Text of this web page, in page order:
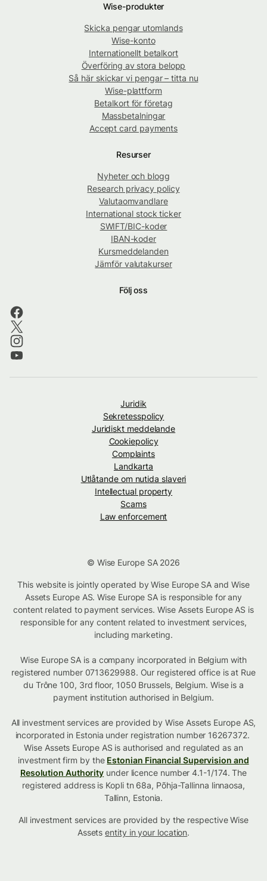
Wise-produkter
Skicka pengar utomlands
Wise-konto
Internationellt betalkort
Överföring av stora belopp
Så här skickar vi pengar – titta nu
Wise-plattform
Betalkort för företag
Massbetalningar
Accept card payments
Resurser
Nyheter och blogg
Research privacy policy
Valutaomvandlare
International stock ticker
SWIFT/BIC-koder
IBAN-koder
Kursmeddelanden
Jämför valutakurser
Följ oss
Juridik
Sekretesspolicy
Juridiskt meddelande
Cookiepolicy
Complaints
Landkarta
Utlåtande om nutida slaveri
Intellectual property
Scams
Law enforcement
© Wise Europe SA 2026
This website is jointly operated by Wise Europe SA and Wise
Assets Europe AS. Wise Europe SA is responsible for any
content related to payment services. Wise Assets Europe AS is
responsible for any content related to investment services,
including marketing.
Wise Europe SA is a company incorporated in Belgium with
registered number 0713629988. Our registered office is at Rue
du Trône 100, 3rd floor, 1050 Brussels, Belgium. Wise is a
payment institution authorised in Belgium.
All investment services are provided by Wise Assets Europe AS,
incorporated in Estonia under registration number 16267372.
Wise Assets Europe AS is authorised and regulated as an
investment firm by the Estonian Financial Supervision and
Resolution Authority under licence number 4.1-1/174. The
registered address is Kopli tn 68a, Põhja-Tallinna linnaosa,
Tallinn, Estonia.
All investment services are provided by the respective Wise
Assetsentity in your location.